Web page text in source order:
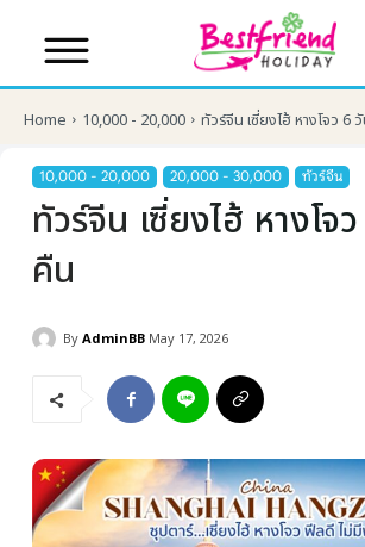
บริษัทเบสเฟรนด์ ฮอลิเด
เส้นทางที่ต้องการ
Home 10,000 - 20,000 ทัวร์จีน เซี่ยงไฮ้ หางโจว 6
10,000 - 20,000 20,000 - 30,000 ทัวร์จีน
ทัวร์จีน เซี่ยงไฮ้ หางโจ
คืน
By AdminBB May 17, 2026